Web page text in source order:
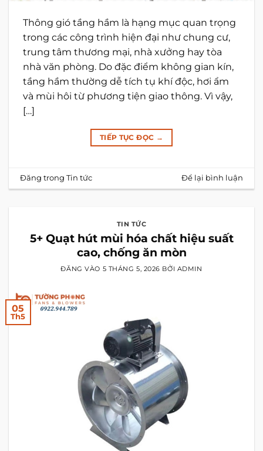
Thông gió tầng hầm là hạng mục quan trọng
trong các công trình hiện đại như chung cư,
trung tâm thương mại, nhà xưởng hay tòa
nhà văn phòng. Do đặc điểm không gian kín,
tầng hầm thường dễ tích tụ khí độc, hơi ẩm
và mùi hôi từ phương tiện giao thông. Vì vậy,
[…]
TIẾP TỤC ĐỌC →
Đăng trongTin tức Để lại bình luận
TIN TỨC
5+ Quạt hút mùi hóa chất hiệu suất
cao, chống ăn mòn
ĐĂNG VÀO 5 THÁNG 5, 2026 BỞI ADMIN
05
Th5